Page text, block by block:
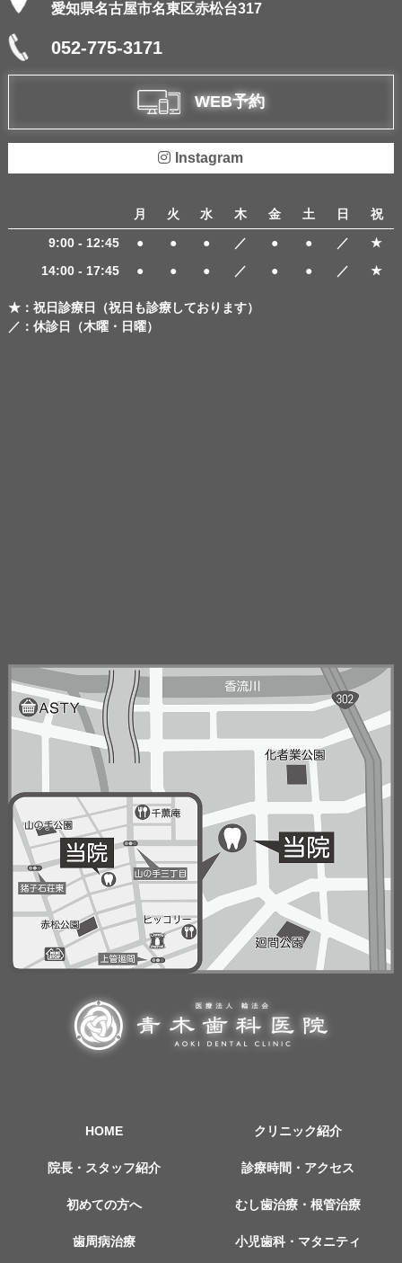
愛知県名古屋市名東区赤松台317
052-775-3171
WEB予約
Instagram
月 火 水 木 金 土 日
祝
9:00 - 12:45
● ● ● ／ ● ● ／
★
14:00 - 17:45
● ● ● ／ ● ● ／ ★
★：祝日診療日（祝日も診療しております）
／：休診日（木曜・日曜）
HOME クリニック紹介
院長・スタッフ紹介 診療時間・アクセス
初めての方へ むし歯治療・根管治療
歯周病治療 小児歯科・マタニティ